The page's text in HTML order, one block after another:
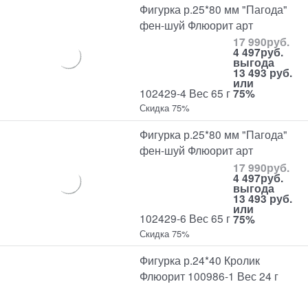
Фигурка р.25*80 мм "Пагода"
фен-шуй Флюорит арт
102429-4 Вес 65 г
17 990руб.
4 497руб.
выгода
13 493 руб.
или
75%
Скидка 75%
Фигурка р.25*80 мм "Пагода"
фен-шуй Флюорит арт
102429-6 Вес 65 г
17 990руб.
4 497руб.
выгода
13 493 руб.
или
75%
Скидка 75%
Фигурка р.24*40 Кролик
Флюорит 100986-1 Вес 24 г